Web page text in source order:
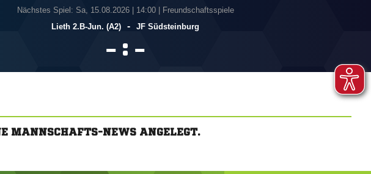
Nächstes Spiel: Sa, 15.08.2026| 14:00 | Freundschaftsspiele
Lieth 2.B-Jun. (A2)
- JF Südsteinburg
 : 
MANNSCHAFTS-NEWS ANGELEGT.